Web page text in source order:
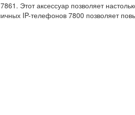
Этот аксессуар позволяет
IP-телефонов 7800 позволяет